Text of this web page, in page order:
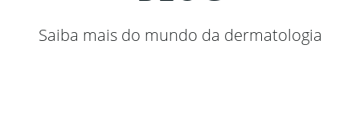
Saiba mais do mundo da dermatologia